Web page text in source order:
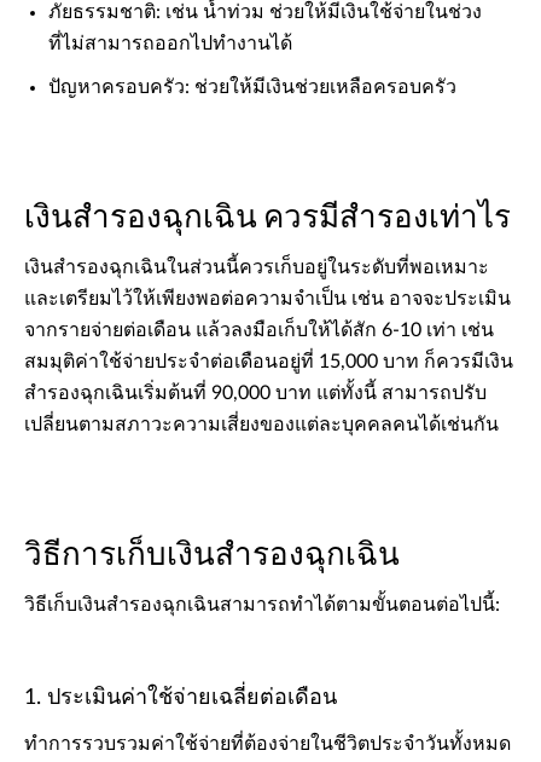
ภัยธรรมชาติ: เช่น น้ำท่วม ช่วยให้มีเงินใช้จ่ายในช่วง
ที่ไม่สามารถออกไปทำงานได้
ปัญหาครอบครัว: ช่วยให้มีเงินช่วยเหลือครอบครัว
เงินสำรองฉุกเฉิน ควรมีสำรองเท่าไร
เงินสำรองฉุกเฉินในส่วนนี้ควรเก็บอยู่ในระดับที่พอเหมาะ
และเตรียมไว้ให้เพียงพอต่อความจำเป็น เช่น อาจจะประเมิน
จากรายจ่ายต่อเดือน แล้วลงมือเก็บให้ได้สัก 6-10 เท่า เช่น
สมมุติค่าใช้จ่ายประจำต่อเดือนอยู่ที่ 15,000 บาท ก็ควรมีเงิน
สำรองฉุกเฉินเริ่มต้นที่ 90,000 บาท แต่ทั้งนี้ สามารถปรับ
เปลี่ยนตามสภาวะความเสี่ยงของแต่ละบุคคลคนได้เช่นกัน
วิธีการเก็บเงินสำรองฉุกเฉิน
วิธีเก็บเงินสำรองฉุกเฉินสามารถทำได้ตามขั้นตอนต่อไปนี้:
1. ประเมินค่าใช้จ่ายเฉลี่ยต่อเดือน
ทำการรวบรวมค่าใช้จ่ายที่ต้องจ่ายในชีวิตประจำวันทั้งหมด